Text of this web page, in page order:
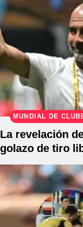
MUNDIAL DE
La revelación
golazo de tiro